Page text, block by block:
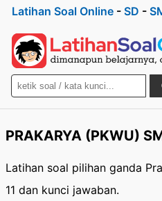
Latihan Soal Online - SD -
PRAKARYA (PKWU)
Latihan soal pilihan ganda
11 dan kunci jawaban.